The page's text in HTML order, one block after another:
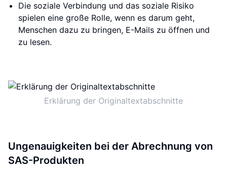
Die soziale Verbindung und das soziale Risiko
spielen eine große Rolle, wenn es darum geht,
Menschen dazu zu bringen, E-Mails zu öffnen und
zu lesen.
Erklärung der Originaltextabschnitte
Ungenauigkeiten bei der Abrechnung von
SAS-Produkten